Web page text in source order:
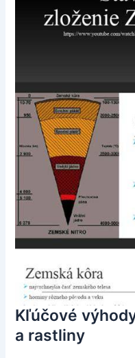
Kľúčové
a rastliny